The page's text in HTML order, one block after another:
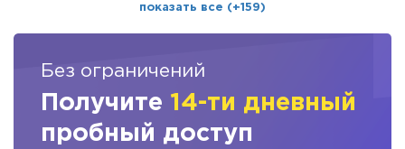
показать все (+159)
Без ограничений
Получите 14-ти дневный
пробный доступ